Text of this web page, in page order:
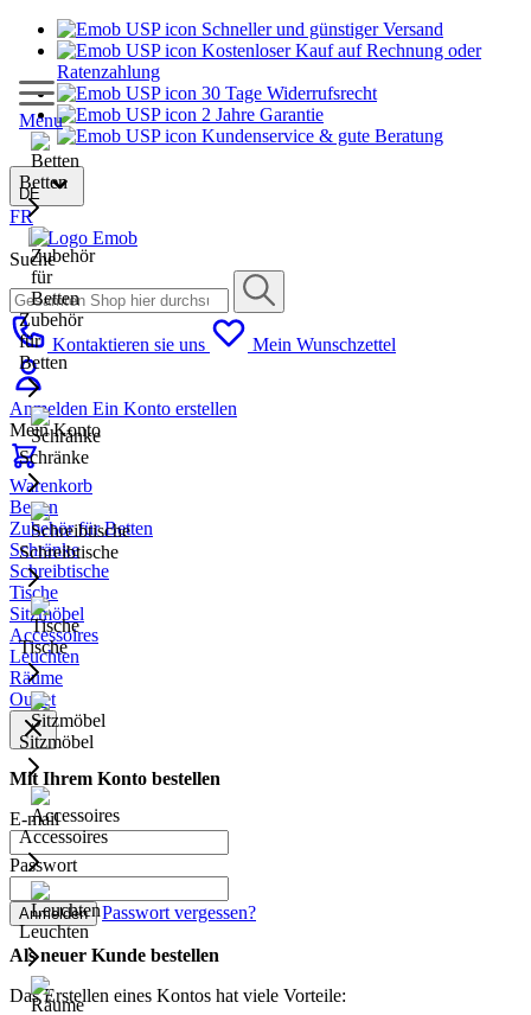
Schneller und günstiger Versand
Kostenloser Kauf auf Rechnung oder
Ratenzahlung
30 Tage Widerrufsrecht
2 Jahre Garantie
Kundenservice & gute Beratung
DE
FR
Suche
Kontaktieren sie uns Mein Wunschzettel
Anmelden Ein Konto erstellen
Mein Konto
Warenkorb
Menu
Betten
Zubehör
für
Betten
Schränke
Schreibtische
Tische
Sitzmöbel
Accessoires
Leuchten
Betten
Zubehör für Betten
Schränke
Schreibtische
Tische
Sitzmöbel
Accessoires
Leuchten
Räume
Outlet
Mit Ihrem Konto bestellen
E-mail
Passwort
Anmelden Passwort vergessen?
Als neuer Kunde bestellen
Das Erstellen eines Kontos hat viele Vorteile: